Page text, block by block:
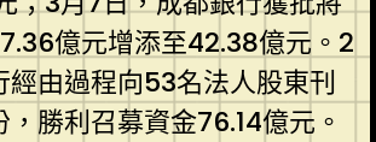
億元增添至42.38億元。2
經由過程向53名法人股東刊
勝利召募資金76.14億元。